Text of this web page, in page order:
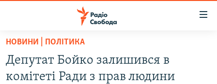
Перейти
основного
матеріалу
ВСЕ ЗА ДОБУ
НОВИНИ | ПОЛІТИКА
Депутат Бойко залишився в
комітеті Ради з прав людини